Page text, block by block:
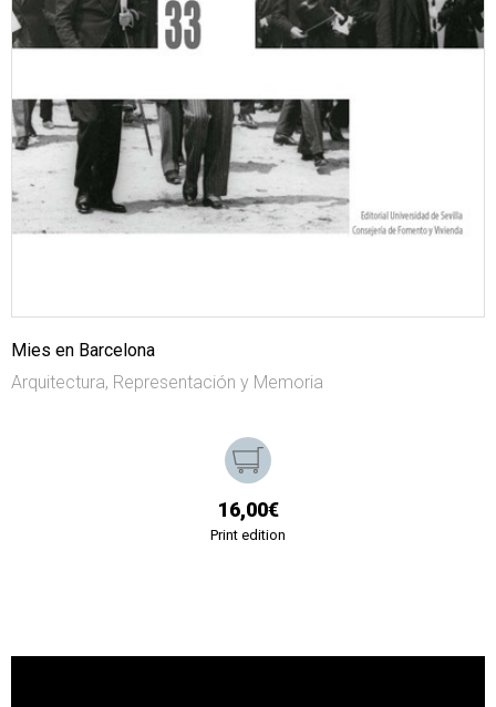
Mies en Barcelona
Arquitectura, Representación y Memoria
16,00€
Print edition